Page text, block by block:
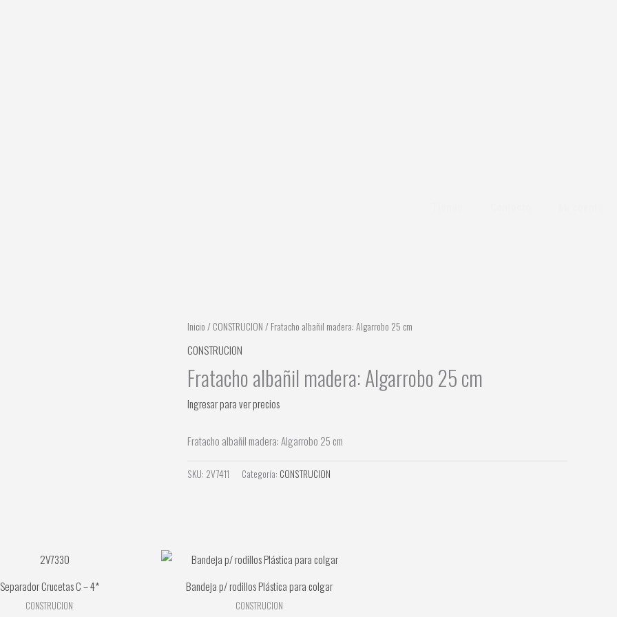
Inicio / CONSTRUCION / Fratacho albañil madera: Algarrobo 25 cm
CONSTRUCION
Fratacho albañil madera: Algarrobo 25 cm
Ingresar para ver precios
Fratacho albañil madera: Algarrobo 25 cm
SKU: 2V7411 Categoría: CONSTRUCION
Separador Crucetas C – 4*
CONSTRUCION
Bandeja p/ rodillos Plástica para colgar
CONSTRUCION